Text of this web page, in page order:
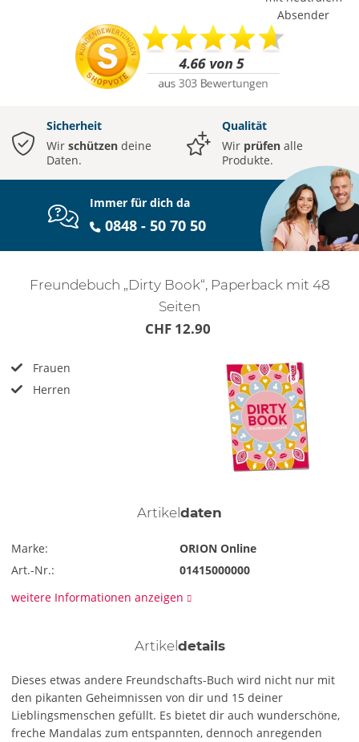
Absender
Sicherheit
Wir schützen deine
Daten.
Qualität
Wir prüfen alle
Produkte.
Immer für dich da
0848 - 50 70 50
Freundebuch „Dirty Book“, Paperback mit 48
Seiten
CHF 12.90
Frauen
Herren
Artikeldaten
Marke:
ORION Online
Art.-Nr.:
01415000000
weitere Informationen anzeigen
Artikeldetails
Dieses etwas andere Freundschafts-Buch wird nicht nur mit
den pikanten Geheimnissen von dir und 15 deiner
Lieblingsmenschen gefüllt. Es bietet dir auch wunderschöne,
freche Mandalas zum entspannten, dennoch anregenden